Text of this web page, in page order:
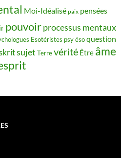
Moi-Idéalisé paix pensées
pouvoirprocessus mentaux
Esotéristes psy ésoquestion
sujet Terrevérité Être âme